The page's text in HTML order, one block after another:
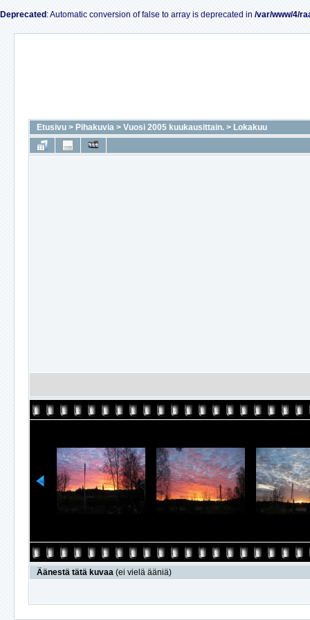
Deprecated : Automatic conversion of false to array is deprecated in /var/www/4/
Etusivu > Pihakuvia > Vuosi 2005 kuukausittain. > Lokakuu
Äänestä tätä kuvaa (ei vielä ääniä)